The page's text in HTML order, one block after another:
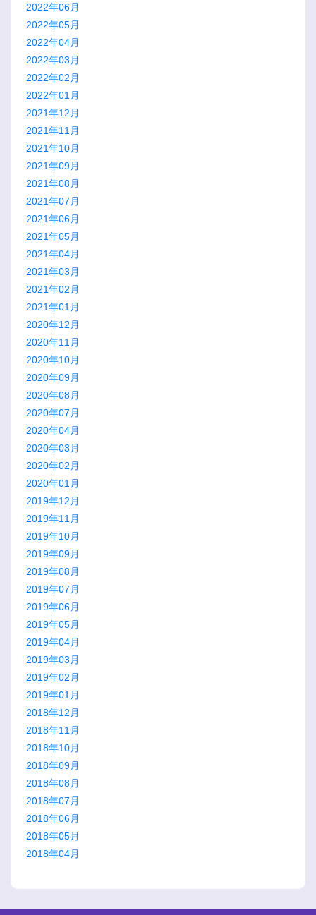
2022年06月
2022年05月
2022年04月
2022年03月
2022年02月
2022年01月
2021年12月
2021年11月
2021年10月
2021年09月
2021年08月
2021年07月
2021年06月
2021年05月
2021年04月
2021年03月
2021年02月
2021年01月
2020年12月
2020年11月
2020年10月
2020年09月
2020年08月
2020年07月
2020年04月
2020年03月
2020年02月
2020年01月
2019年12月
2019年11月
2019年10月
2019年09月
2019年08月
2019年07月
2019年06月
2019年05月
2019年04月
2019年03月
2019年02月
2019年01月
2018年12月
2018年11月
2018年10月
2018年09月
2018年08月
2018年07月
2018年06月
2018年05月
2018年04月